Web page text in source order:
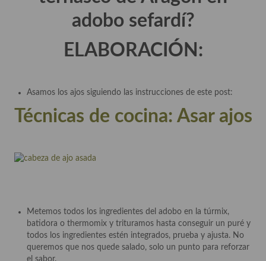
Plato principal
Pescado y Marisco
Postres y dulces
Quesos, recetas
Recetas Especiales
Recetas de Cuaresma
Recetas maridadas con los mejores AOVES
adobo sefardí?
ELABORACIÓN:
Asamos los ajos siguiendo las instrucciones de este post:
Técnicas de cocina: Asar ajos
Metemos todos los ingredientes del adobo en la túrmix,
batidora o thermomix y trituramos hasta conseguir un puré y
todos los ingredientes estén integrados, prueba y ajusta. No
queremos que nos quede salado, solo un punto para reforzar
el sabor.